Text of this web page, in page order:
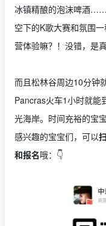
冰镇精酿的泡沫啤酒
空下的K歌大赛和氛围
营体验嘛？！没错，是真
而且松林谷周边10分钟
Pancras火车1小时就能
光海岸。时间充裕的宝
感兴趣的宝宝们，可以
和报名哦：👇